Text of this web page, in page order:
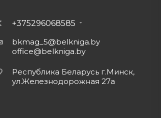
+375296068585
bkmag_5@belkniga.by
office@belkniga.by
Республика Беларусь г.Минск,
ул.Железнодорожная 27а